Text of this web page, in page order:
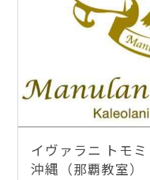
イヴァラニ トモ
沖縄（那覇教室）